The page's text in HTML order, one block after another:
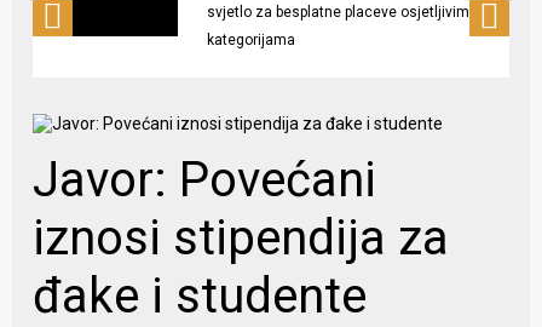
svjetlo za besplatne placeve osjetljivim
kategorijama
Javor: Povećani
iznosi stipendija za
đake i studente